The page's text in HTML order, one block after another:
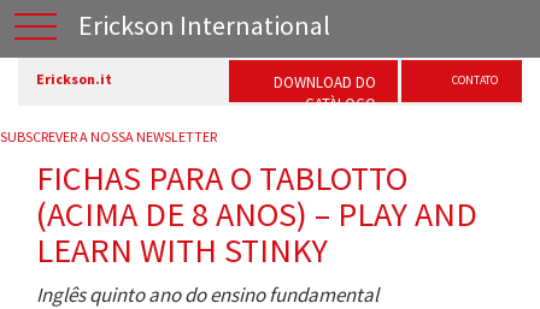
Erickson International
Erickson.it
DOWNLOAD DO
CATÀLOGO
CONTATO
SUBSCREVER A NOSSA NEWSLETTER
FICHAS PARA O TABLOTTO
(ACIMA DE 8 ANOS) – PLAY AND
LEARN WITH STINKY
Inglês quinto ano do ensino fundamental